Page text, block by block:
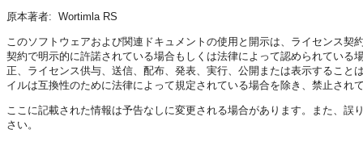
原本著者: Wortimla RS
このソフトウェアおよび関連ドキュメントの使用と開示は、ライセンス
契約で明示的に許諾されている場合もしくは法律によって認められてい
正、ライセンス供与、送信、配布、発表、実行、公開または表示するこ
イルは互換性のために法律によって規定されている場合を除き、禁止され
ここに記載された情報は予告なしに変更される場合があります。また、
さい。